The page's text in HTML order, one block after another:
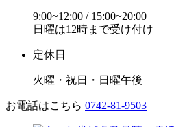
9:00~12:00 / 15:00~20:00
日曜は12時まで受け付け
定休日
火曜・祝日・日曜午後
お電話はこちら 0742-81-9503